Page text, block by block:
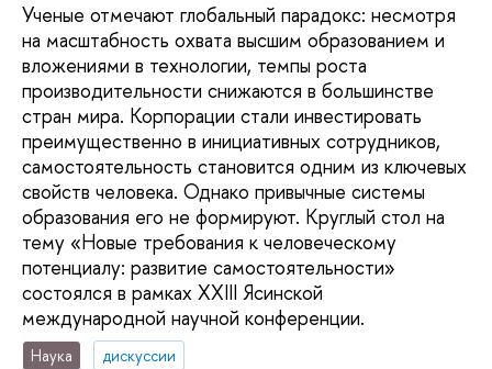
Ученые отмечают глобальный парадокс: несмотря
на масштабность охвата высшим образованием и
вложениями в технологии, темпы роста
производительности снижаются в большинстве
стран мира. Корпорации стали инвестировать
преимущественно в инициативных сотрудников,
самостоятельность становится одним из ключевых
свойств человека. Однако привычные системы
образования его не формируют. Круглый стол на
тему «Новые требования к человеческому
потенциалу: развитие самостоятельности»
состоялся в рамках XXIII Ясинской
международной научной конференции.
Наука
дискуссии